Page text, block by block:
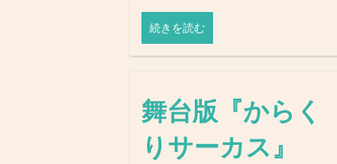
続きを読む
舞台版『からく
りサーカス』